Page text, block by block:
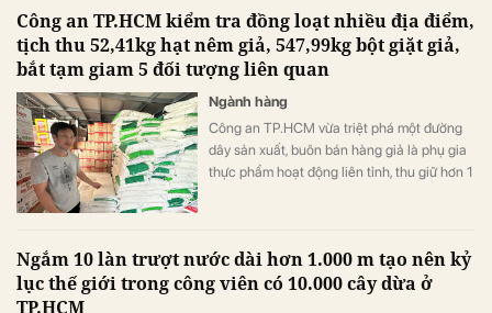
Công an TP.HCM kiểm tra đồng loạt nhiều địa điểm,
tịch thu 52,41kg hạt nêm giả, 547,99kg bột giặt giả,
bắt tạm giam 5 đối tượng liên quan
Ngành hàng
Công an TP.HCM vừa triệt phá một đường
dây sản xuất, buôn bán hàng giả là phụ gia
thực phẩm hoạt động liên tỉnh, thu giữ hơn 1
Ngắm 10 làn trượt nước dài hơn 1.000 m tạo nên kỷ
lục thế giới trong công viên có 10.000 cây dừa ở
TP.HCM